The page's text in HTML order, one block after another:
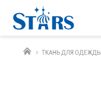
ТКАНЬ ДЛЯ ОДЕЖДЫ